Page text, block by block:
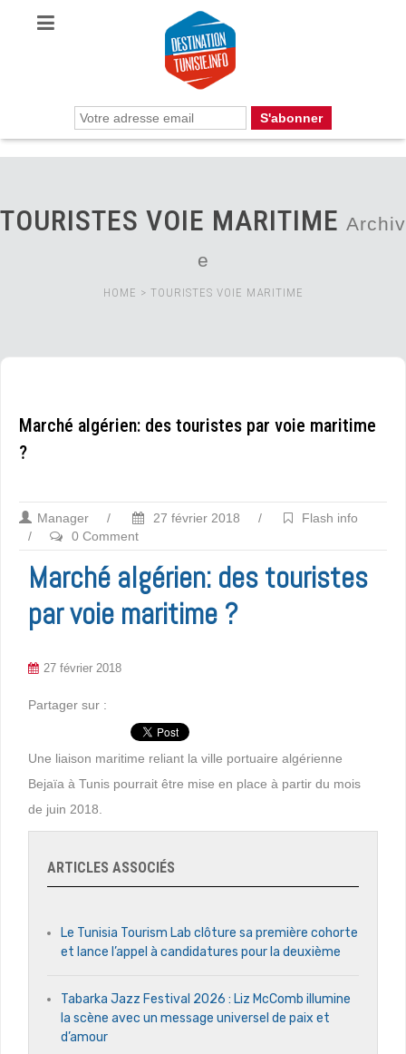
TOURISTES VOIE MARITIME Archiv
e
HOME > TOURISTES VOIE MARITIME
Marché algérien: des touristes par voie maritime
?
Manager / 27 février 2018 /
Flash info
/
0 Comment
Marché algérien: des touristes
par voie maritime ?
27 février 2018
Partager sur :
Une liaison maritime reliant la ville portuaire algérienne
Bejaïa à Tunis pourrait être mise en place à partir du mois
de juin 2018.
ARTICLES ASSOCIÉS
Le Tunisia Tourism Lab clôture sa première cohorte
et lance l’appel à candidatures pour la deuxième
Tabarka Jazz Festival 2026 : Liz McComb illumine
la scène avec un message universel de paix et
d’amour